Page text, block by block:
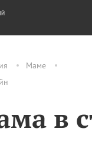
Маме
в